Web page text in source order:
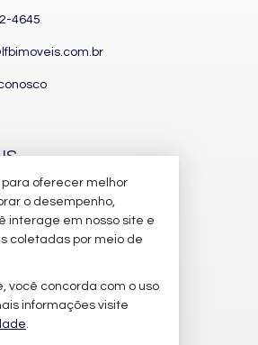
4645
newsletter
financeiros
para oferecer melhor
o desempenho,
interage em nosso site e
coletadas por meio de
você concorda com o uso
informações visite
.